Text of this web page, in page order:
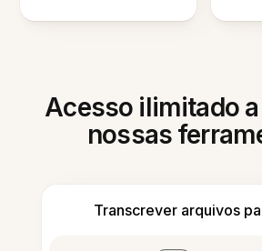
Acesso ilimitado
nossas
Transcrever arquivos